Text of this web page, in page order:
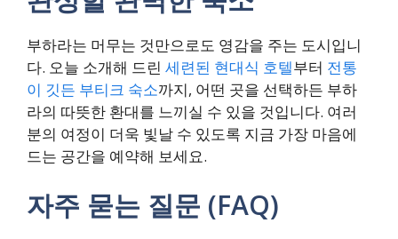
부하라는 머무는 것만으로도 영감을 주는 도시입니
다. 오늘 소개해 드린 세련된 현대식 호텔부터 전통
이 깃든 부티크 숙소까지, 어떤 곳을 선택하든 부하
라의 따뜻한 환대를 느끼실 수 있을 것입니다. 여러
분의 여정이 더욱 빛날 수 있도록 지금 가장 마음에
드는 공간을 예약해 보세요.
자주 묻는 질문 (FAQ)